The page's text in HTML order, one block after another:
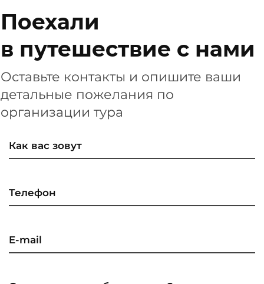
Поехали
в путешествие с нами
Оставьте контакты и опишите ваши
детальные пожелания по
организации тура